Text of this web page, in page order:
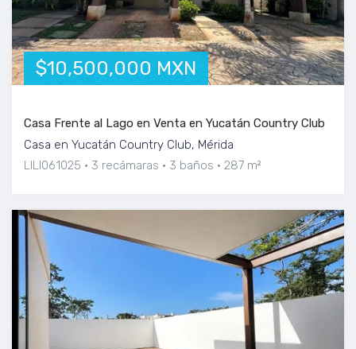
$10,500,000 MXN
Casa Frente al Lago en Venta en Yucatán Country Club
Casa en Yucatán Country Club, Mérida
LILI061025
3 recámaras 3 baños 287 m²